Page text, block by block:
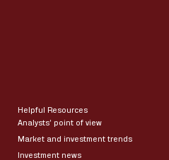
Helpful Resources
Analysts’ point of view
Market and investment trends
Investment news